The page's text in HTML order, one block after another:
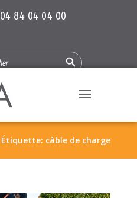
04 84 04 04 00
Search Button
Étiquette: câble de charge